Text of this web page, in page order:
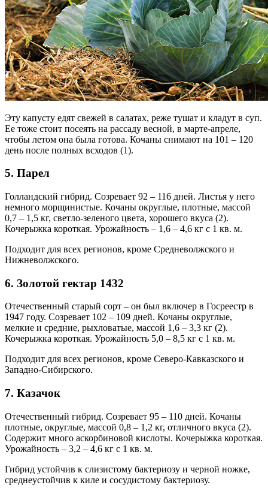
Эту капусту едят свежей в салатах, реже тушат и кладут в суп.
Ее тоже стоит посеять на рассаду весной, в марте-апреле,
чтобы летом она была готова. Кочаны снимают на 101 – 120
день после полных всходов (1).
5. Парел
Голландский гибрид. Созревает 92 – 116 дней. Листья у него
немного морщинистые. Кочаны округлые, плотные, массой
0,7 – 1,5 кг, светло-зеленого цвета, хорошего вкуса (2).
Кочерыжка короткая. Урожайность – 1,6 – 4,6 кг с 1 кв. м.
Подходит для всех регионов, кроме Средневолжского и
Нижневолжского.
6. Золотой гектар 1432
Отечественный старый сорт – он был включер в Госреестр в
1947 году. Созревает 102 – 109 дней. Кочаны округлые,
мелкие и средние, рыхловатые, массой 1,6 – 3,3 кг (2).
Кочерыжка короткая. Урожайность 5,0 – 8,5 кг с 1 кв. м.
Подходит для всех регионов, кроме Северо-Кавказского и
Западно-Сибирского.
7. Казачок
Отечественный гибрид. Созревает 95 – 110 дней. Кочаны
плотные, округлые, массой 0,8 – 1,2 кг, отличного вкуса (2).
Содержит много аскорбиновой кислоты. Кочерыжка короткая.
Урожайность – 3,2 – 4,6 кг с 1 кв. м.
Гибрид устойчив к слизистому бактериозу и черной ножке,
среднеустойчив к киле и сосудистому бактериозу.